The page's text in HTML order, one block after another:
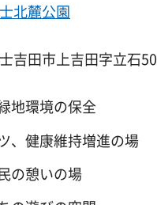
北麓公園
吉田市上吉田字立石
地環境の保全
、健康維持増進の場
の憩いの場